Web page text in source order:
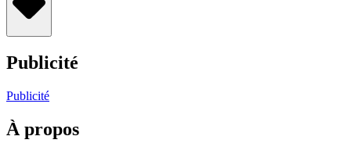
Publicité
Publicité
À propos